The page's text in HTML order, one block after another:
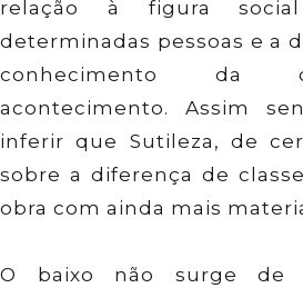
relação à figura
determinadas pessoas e a
conhecimento da
acontecimento. Assim
inferir que Sutileza, de
sobre a diferença de
obra com ainda mais
O baixo não surge de